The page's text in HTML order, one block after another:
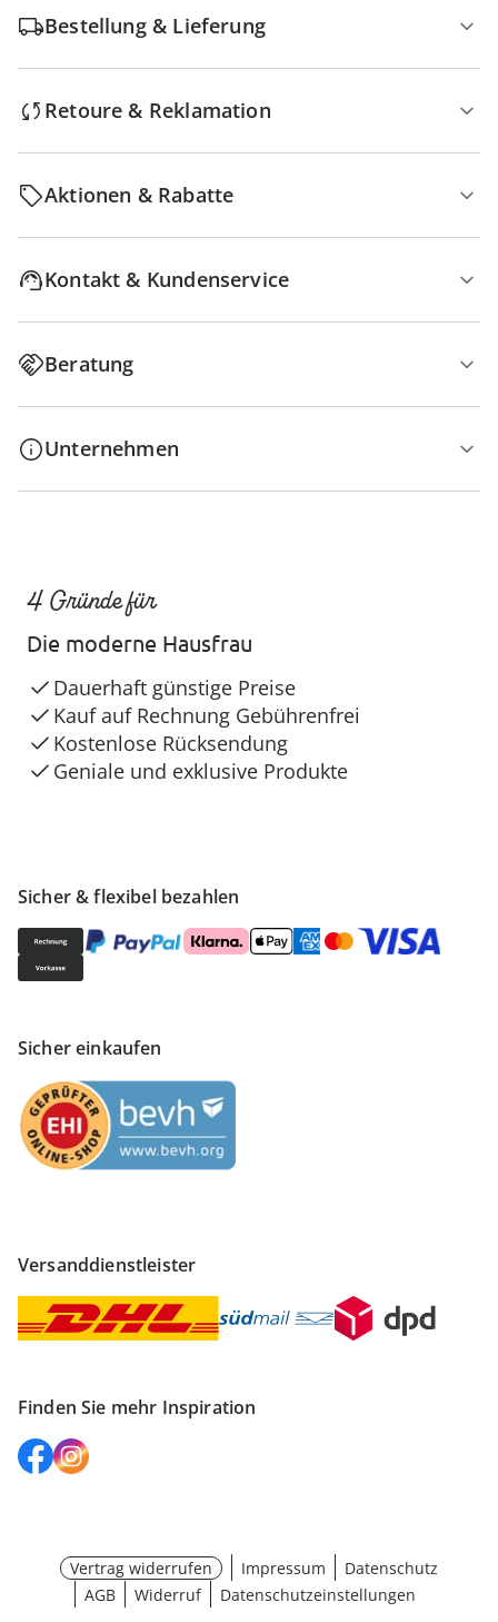
Bestellung & Lieferung
Retoure & Reklamation
Aktionen & Rabatte
Kontakt & Kundenservice
Beratung
Unternehmen
Sicher & flexibel bezahlen
Sicher einkaufen
Versanddienstleister
Finden Sie mehr Inspiration
4 Gründe für
Die moderne Hausfrau
Dauerhaft günstige Preise
Kauf auf Rechnung Gebührenfrei
Kostenlose Rücksendung
Geniale und exklusive Produkte
Vertrag widerrufen Impressum
Datenschutz
AGB
Widerruf Datenschutzeinstellungen